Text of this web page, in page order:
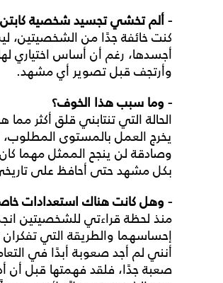
- ألم تخشي تجسيد شخصية كابتن
كنت خائفة جدًا من الشخصيتين،
أجسدها، رغم أن أساس اختياري
وأرتجف قبل تصوير أي مشهد.
- وما سبب هذا الخوف؟
الحالة التي تنتابني قلق أكثر
يخرج العمل بالمستوى
وصادقة لن ينجح الممثل مهما
بكل مشهد حتى أحافظ على
- وهل كانت هناك استعدادات
منذ لحظة قراءتي للشخصيتين
إحساسهما والطريقة التي
أنني لم أجد صعوبة أبدًا في
صعبة جدًا، فلقد فهمتها قبل أن